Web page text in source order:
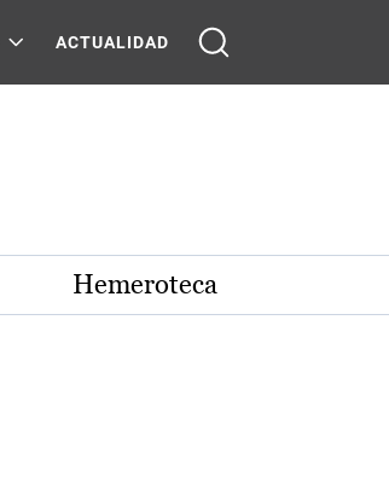
ACTUALIDAD
Hemeroteca